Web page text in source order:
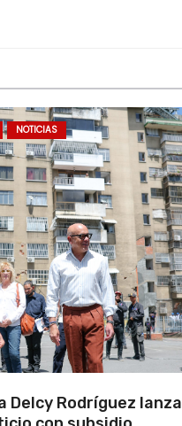
NOTICIAS
Delcy Rodríguez lanza